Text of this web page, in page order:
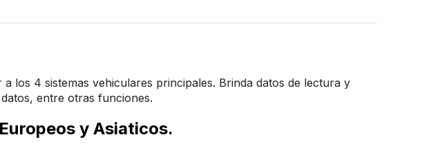
los 4 sistemas vehiculares principales. Brinda datos de lectura y
entre otras funciones.
y Asiaticos.